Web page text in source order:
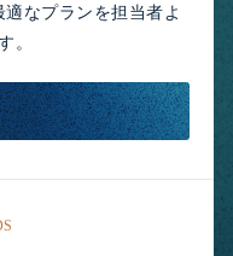
なプランを担当者よ
。